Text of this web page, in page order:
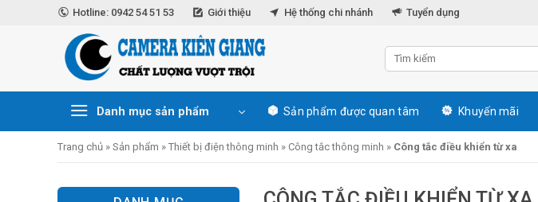
Hotline: 0942 54 51 53 Giới thiệu Hệ thống chi nhánh Tuyển dụng
Danh mục sản phẩm Sản phẩm được quan tâm Khuyến mãi
Trang chủ » Sản phẩm » Thiết bị điện thông minh » Công tắc thông minh » Công tắc điều khiển từ xa